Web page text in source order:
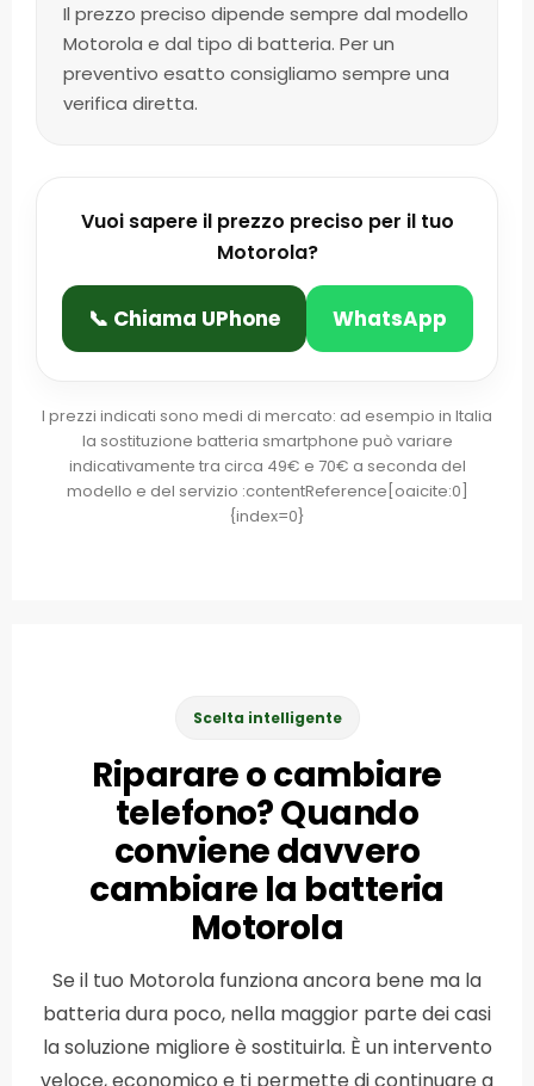
Il prezzo preciso dipende sempre dal modello
Motorola e dal tipo di batteria. Per un
preventivo esatto consigliamo sempre una
verifica diretta.
Vuoi sapere il prezzo preciso per il tuo
Motorola?
📞 Chiama UPhone WhatsApp
I prezzi indicati sono medi di mercato: ad esempio in Italia
la sostituzione batteria smartphone può variare
indicativamente tra circa 49€ e 70€ a seconda del
modello e del servizio :contentReference[oaicite:0]
{index=0}
Scelta intelligente
Riparare o cambiare
telefono? Quando
conviene davvero
cambiare la batteria
Motorola
Se il tuo Motorola funziona ancora bene ma la
batteria dura poco, nella maggior parte dei casi
la soluzione migliore è sostituirla. È un intervento